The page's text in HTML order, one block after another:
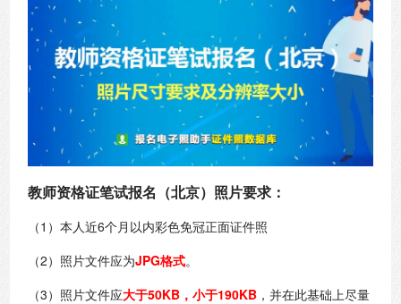
教师资格证笔试报名（北京）照片要求：
（1）本人近6个月以内彩色免冠正面证件照
（2）照片文件应为JPG格式。
（3）照片文件应大于50KB，小于190KB ，并在此基础上尽量